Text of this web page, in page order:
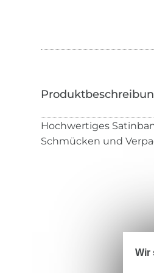
Hochwertiges
Schmücken und
Wir